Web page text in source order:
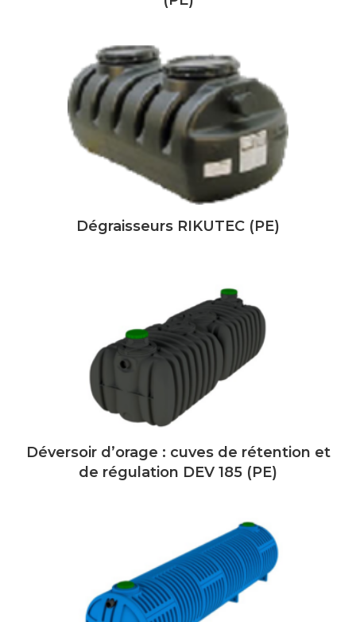
Dégraisseurs RIKUTEC (PE)
Déversoir d’orage : cuves de rétention et
de régulation DEV 185 (PE)